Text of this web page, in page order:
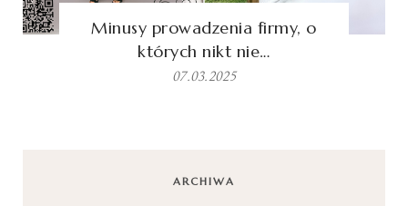
Minusy prowadzenia firmy, o
których nikt nie…
07.03.2025
ARCHIWA